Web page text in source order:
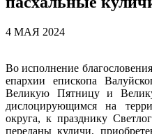
4 МАЯ 2024
Во исполнение
епархии епископа
Великую Пятницу и
дислоцирующимся на
округа, к празднику
переданы куличи,